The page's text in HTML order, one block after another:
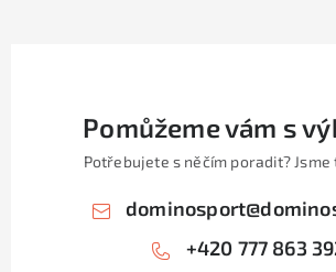
Pomůžeme vám s
Potřebujete s něčím poradit? Jsme
dominosport@
+420 777 863